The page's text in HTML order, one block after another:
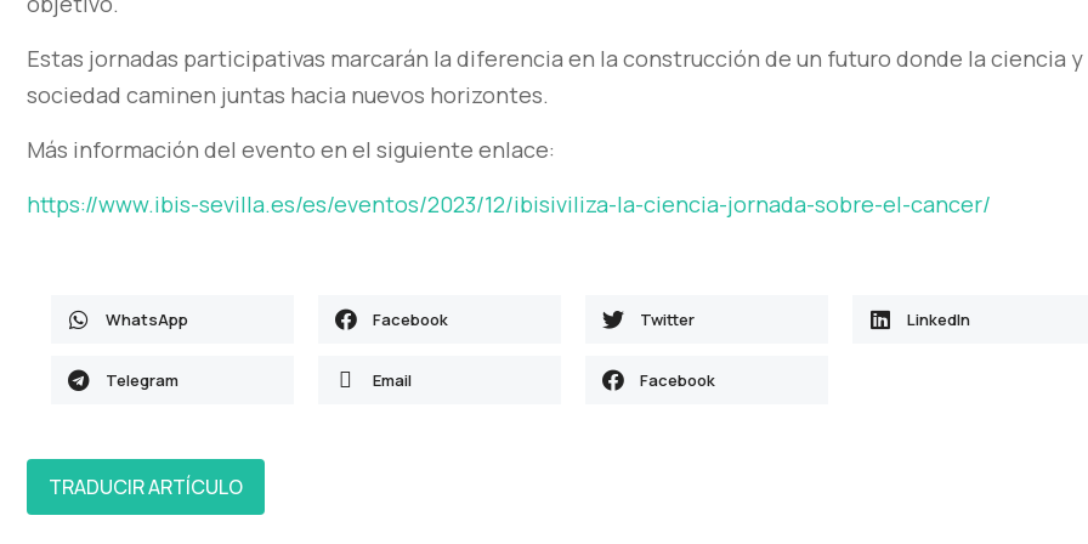
Estas jornadas participativas marcarán la diferencia en la construcción de un futuro donde la ciencia y
sociedad caminen juntas hacia nuevos horizontes.
Más información del evento en el siguiente enlace:
https://www.ibis-sevilla.es/es/eventos/2023/12/ibisiviliza-la-ciencia-jornada-sobre-el-cancer/
WhatsApp Facebook Twitter LinkedIn
Telegram Email Facebook
TRADUCIR ARTÍCULO